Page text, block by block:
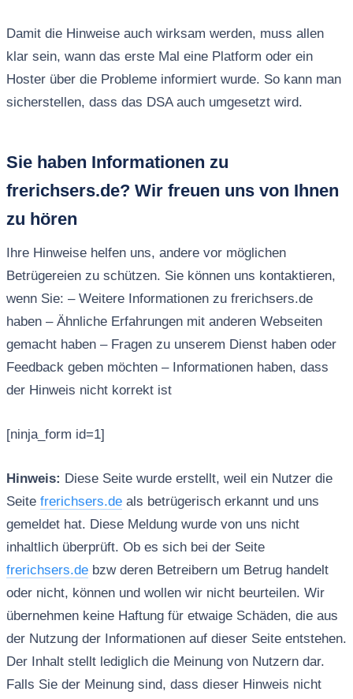
Damit die Hinweise auch wirksam werden, muss allen
klar sein, wann das erste Mal eine Platform oder ein
Hoster über die Probleme informiert wurde. So kann man
sicherstellen, dass das DSA auch umgesetzt wird.
Sie haben Informationen zu
frerichsers.de? Wir freuen uns von Ihnen
zu hören
Ihre Hinweise helfen uns, andere vor möglichen
Betrügereien zu schützen. Sie können uns kontaktieren,
wenn Sie: – Weitere Informationen zu frerichsers.de
haben – Ähnliche Erfahrungen mit anderen Webseiten
gemacht haben – Fragen zu unserem Dienst haben oder
Feedback geben möchten – Informationen haben, dass
der Hinweis nicht korrekt ist
[ninja_form id=1]
Hinweis: Diese Seite wurde erstellt, weil ein Nutzer die
Seite frerichsers.deals betrügerisch erkannt und uns
gemeldet hat. Diese Meldung wurde von uns nicht
inhaltlich überprüft. Ob es sich bei der Seite
frerichsers.debzw deren Betreibern um Betrug handelt
oder nicht, können und wollen wir nicht beurteilen. Wir
übernehmen keine Haftung für etwaige Schäden, die aus
der Nutzung der Informationen auf dieser Seite entstehen.
Der Inhalt stellt lediglich die Meinung von Nutzern dar.
Falls Sie der Meinung sind, dass dieser Hinweis nicht